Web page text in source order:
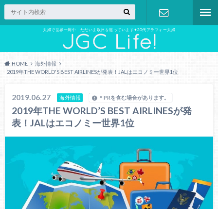
夫婦で世界一周中 ただいま欧州を巡っています✈︎30代アラフォー夫婦
お問い合わ
HOME
海外情報
2019年THE WORLD'S BEST AIRLINESが発表！JALはエコノミー世界1位
2019.06.27 海外情報 ＊PRを含む場合があります。
2019年THE WORLD’S BEST AIRLINESが発
表！JALはエコノミー世界1位